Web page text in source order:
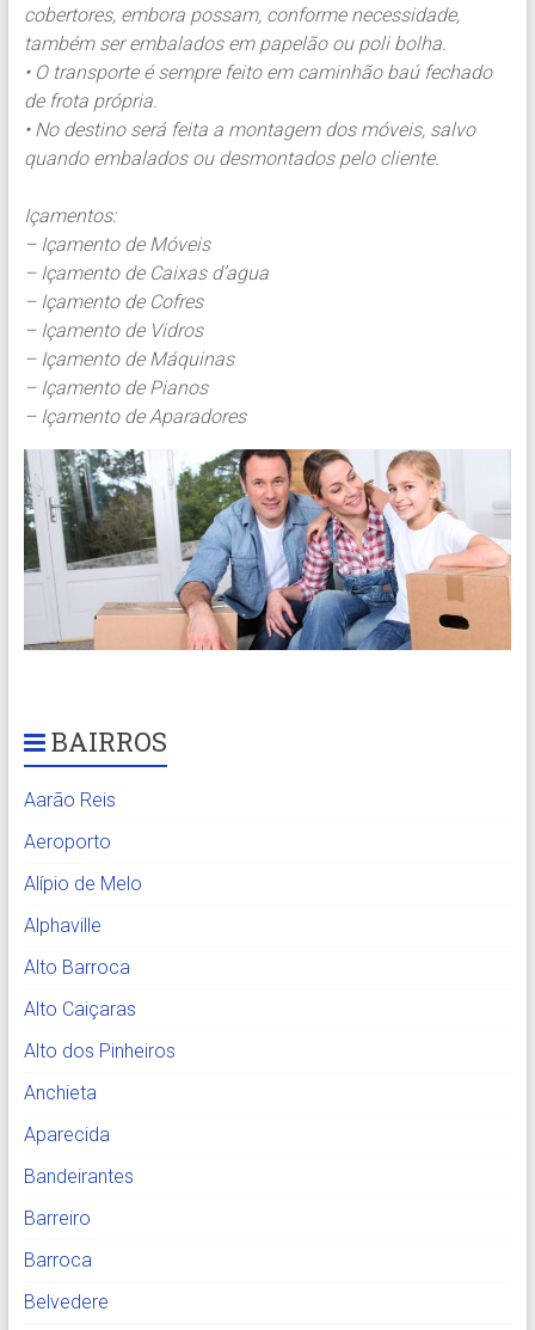
cobertores, embora possam, conforme necessidade,
também ser embalados em papelão ou poli bolha.
• O transporte é sempre feito em caminhão baú fechado
de frota própria.
• No destino será feita a montagem dos móveis, salvo
quando embalados ou desmontados pelo cliente.
Içamentos:
– Içamento de Móveis
– Içamento de Caixas d’agua
– Içamento de Cofres
– Içamento de Vidros
– Içamento de Máquinas
– Içamento de Pianos
– Içamento de Aparadores
BAIRROS
Aarão Reis
Aeroporto
Alípio de Melo
Alphaville
Alto Barroca
Alto Caiçaras
Alto dos Pinheiros
Anchieta
Aparecida
Bandeirantes
Barreiro
Barroca
Belvedere